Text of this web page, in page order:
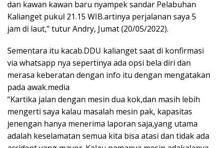
dan kawan kawan baru nyampek sandar Pelabuhan
Kalianget pukul 21.15 WIB.artinya perjalanan saya 5
jam di laut,” tutur Andry, Jumat (20/05/2022).
Sementara itu kacab.DDU kalianget saat di konfirmasi
via whatsapp nya sepertinya ada opsi bela diri dan
merasa keberatan dengan info itu dengan mengatakan
pada awak.media
“Kartika jalan dengan mesin dua kok,dan masih lebih
mengerti saya kalau masalah mesin pak, kapasitas
jenengan hanya menerima laporan saja,yang utama
adalah keselamatan semua kita bisa atasi dan tidak ada